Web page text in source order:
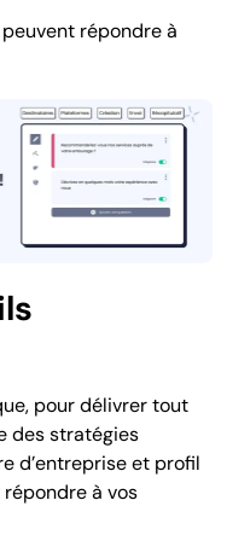
répondre à
pour délivrer tout
des stratégies
d’entreprise et profil
à vos